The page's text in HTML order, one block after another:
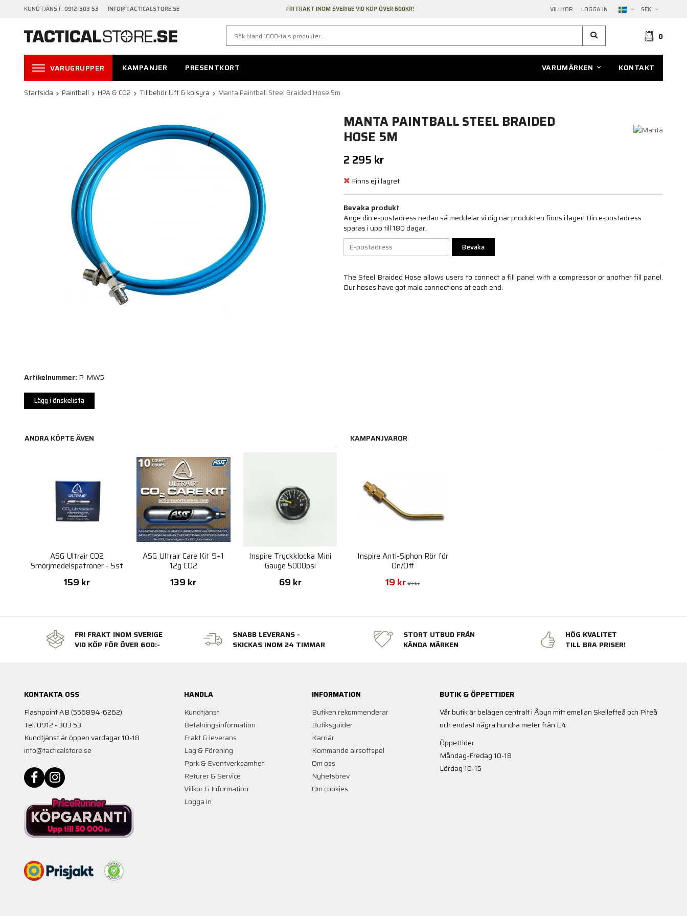
KUNDTJÄNST: 0912-303 53 INFO@TACTICALSTORE.SE VILLKOR LOGGA IN SEK
FRI FRAKT INOM SVERIGE VID KÖP ÖVER 600KR!
0
VARUGRUPPER KAMPANJER PRESENTKORT VARUMÄRKEN KONTAKT
Startsida Paintball HPA & CO2 Tillbehör luft & kolsyra Manta Paintball Steel Braided Hose 5m
MANTA PAINTBALL STEEL BRAIDED
HOSE 5M
2 295 kr
Finns ej i lagret
Bevaka produkt
Ange din e-postadress nedan så meddelar vi dig när produkten finns i lager! Din e-postadress
sparas i upp till 180 dagar.
Bevaka
The Steel Braided Hose allows users to connect a fill panel with a compressor or another fill panel.
Our hoses have got male connections at each end.
Artikelnummer: P-MW5
Lägg i önskelista
ANDRA KÖPTE ÄVEN
ASG Ultrair CO2
Smörjmedelspatroner - 5st
159 kr
ASG Ultrair Care Kit 9+1
12g CO2
139 kr
Inspire Tryckklocka Mini
Gauge 5000psi
69 kr
KAMPANJVAROR
Inspire Anti-Siphon Rör för
On/Off
19 kr 49 kr
FRI FRAKT INOM SVERIGE
VID KÖP FÖR ÖVER 600:-
SNABB LEVERANS -
SKICKAS INOM 24 TIMMAR
STORT UTBUD FRÅN
KÄNDA MÄRKEN
HÖG KVALITET
TILL BRA PRISER!
KONTAKTA OSS
Flashpoint AB (556894-6262)
Tel. 0912 - 303 53
Kundtjänst är öppen vardagar 10-18
info@tacticalstore.se
HANDLA
Kundtjänst
Betalningsinformation
Frakt & leverans
Lag & Förening
Park & Eventverksamhet
Returer & Service
Villkor & Information
Logga in
INFORMATION
Butiken rekommenderar
Butiksguider
Karriär
Kommande airsoftspel
Om oss
Nyhetsbrev
Om cookies
BUTIK & ÖPPETTIDER
Vår butik är belägen centralt i Åbyn mitt emellan Skellefteå och Piteå
och endast några hundra meter från E4.
Öppettider
Måndag-Fredag 10-18
Lördag 10-15